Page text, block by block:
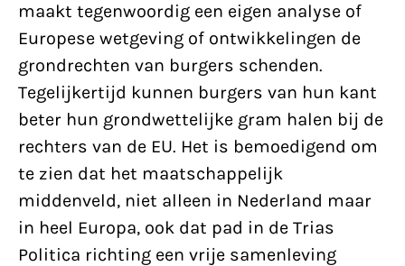
maakt tegenwoordig een eigen analyse of
Europese wetgeving of ontwikkelingen de
grondrechten van burgers schenden.
Tegelijkertijd kunnen burgers van hun kant
beter hun grondwettelijke gram halen bij de
rechters van de EU. Het is bemoedigend om
te zien dat het maatschappelijk
middenveld, niet alleen in Nederland maar
in heel Europa, ook dat pad in de Trias
Politica richting een vrije samenleving